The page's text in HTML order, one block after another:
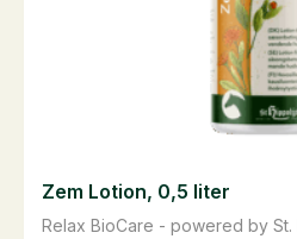
Relax BioCare - powered by St.
Zem Lotion, 0,5 liter